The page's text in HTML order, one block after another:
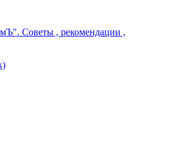
Советы , рекомендации ,